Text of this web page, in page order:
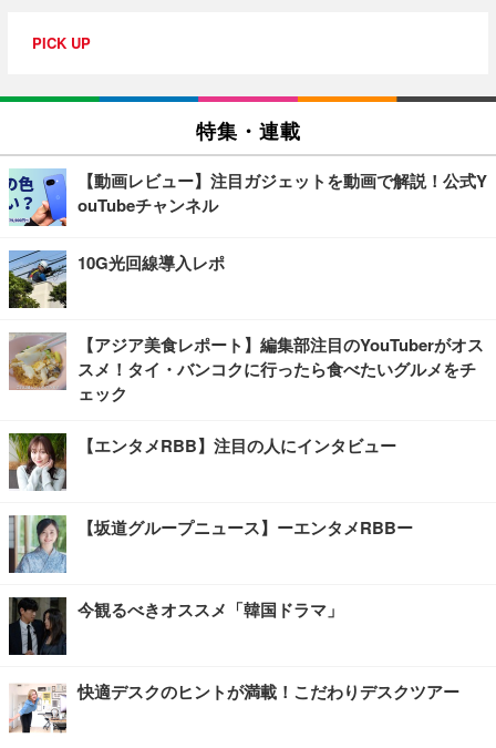
PICK UP
特集・連載
【動画レビュー】注目ガジェットを動画で解説！公式Y
ouTubeチャンネル
10G光回線導入レポ
【アジア美食レポート】編集部注目のYouTuberがオス
スメ！タイ・バンコクに行ったら食べたいグルメをチ
ェック
【エンタメRBB】注目の人にインタビュー
【坂道グループニュース】ーエンタメRBBー
今観るべきオススメ「韓国ドラマ」
快適デスクのヒントが満載！こだわりデスクツアー